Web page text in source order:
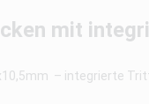
mit
– integrierte